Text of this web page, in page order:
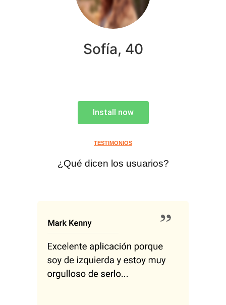
Sofía, 40
Install now
TESTIMONIOS
¿Qué dicen los usuarios?